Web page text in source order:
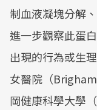
制血液凝塊分解
進一步觀察此蛋
出現的行為或生
女醫院（
岡健康科學大學